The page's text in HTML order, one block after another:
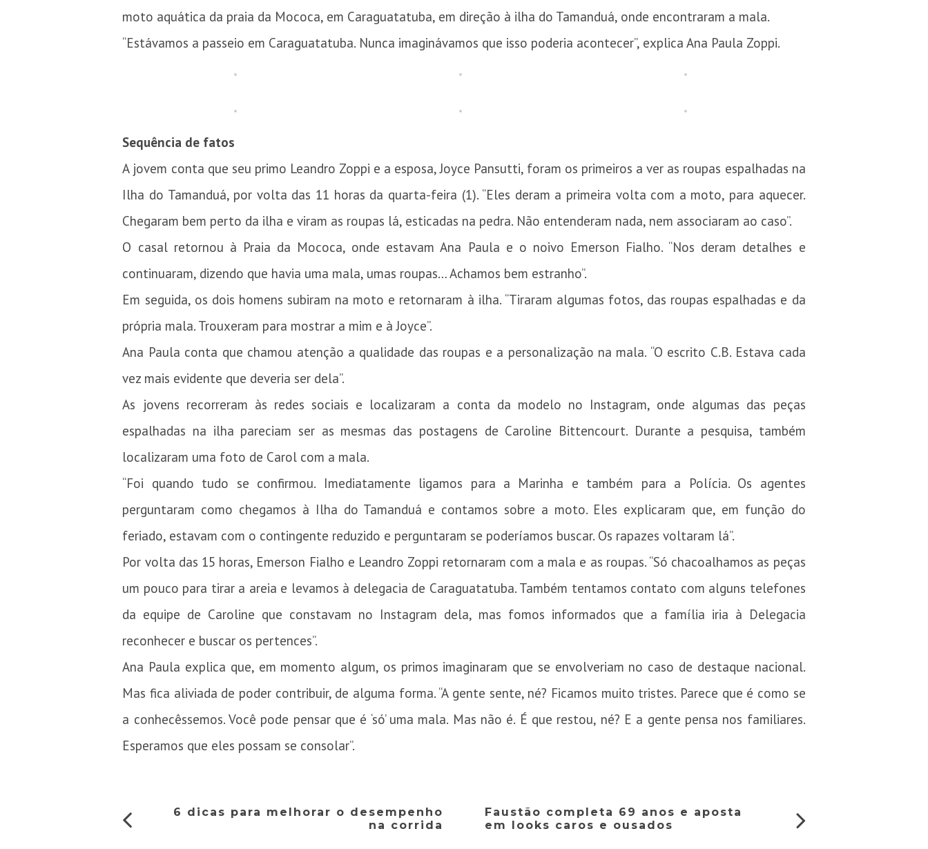
moto aquática da praia da Mococa, em Caraguatatuba, em direção à ilha do Tamanduá, onde encontraram a mala.
“Estávamos a passeio em Caraguatatuba. Nunca imaginávamos que isso poderia acontecer”, explica Ana Paula Zoppi.
Sequência de fatos
A jovem conta que seu primo Leandro Zoppi e a esposa, Joyce Pansutti, foram os primeiros a ver as roupas espalhadas na
Ilha do Tamanduá, por volta das 11 horas da quarta-feira (1). “Eles deram a primeira volta com a moto, para aquecer.
Chegaram bem perto da ilha e viram as roupas lá, esticadas na pedra. Não entenderam nada, nem associaram ao caso”.
O casal retornou à Praia da Mococa, onde estavam Ana Paula e o noivo Emerson Fialho. “Nos deram detalhes e
continuaram, dizendo que havia uma mala, umas roupas… Achamos bem estranho”.
Em seguida, os dois homens subiram na moto e retornaram à ilha. “Tiraram algumas fotos, das roupas espalhadas e da
própria mala. Trouxeram para mostrar a mim e à Joyce”.
Ana Paula conta que chamou atenção a qualidade das roupas e a personalização na mala. “O escrito C.B. Estava cada
vez mais evidente que deveria ser dela”.
As jovens recorreram às redes sociais e localizaram a conta da modelo no Instagram, onde algumas das peças
espalhadas na ilha pareciam ser as mesmas das postagens de Caroline Bittencourt. Durante a pesquisa, também
localizaram uma foto de Carol com a mala.
“Foi quando tudo se confirmou. Imediatamente ligamos para a Marinha e também para a Polícia. Os agentes
perguntaram como chegamos à Ilha do Tamanduá e contamos sobre a moto. Eles explicaram que, em função do
feriado, estavam com o contingente reduzido e perguntaram se poderíamos buscar. Os rapazes voltaram lá”.
Por volta das 15 horas, Emerson Fialho e Leandro Zoppi retornaram com a mala e as roupas. “Só chacoalhamos as peças
um pouco para tirar a areia e levamos à delegacia de Caraguatatuba. Também tentamos contato com alguns telefones
da equipe de Caroline que constavam no Instagram dela, mas fomos informados que a família iria à Delegacia
reconhecer e buscar os pertences”.
Ana Paula explica que, em momento algum, os primos imaginaram que se envolveriam no caso de destaque nacional.
Mas fica aliviada de poder contribuir, de alguma forma. “A gente sente, né? Ficamos muito tristes. Parece que é como se
a conhecêssemos. Você pode pensar que é ‘só’ uma mala. Mas não é. É que restou, né? E a gente pensa nos familiares.
Esperamos que eles possam se consolar”.
6 dicas para melhorar o desempenho
na corrida
Faustão completa 69 anos e aposta
em looks caros e ousados